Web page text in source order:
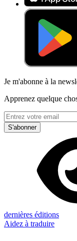
Je m'abonne à la
Apprenez quelque
S'abonner
dernières éditions
Aidez à traduire